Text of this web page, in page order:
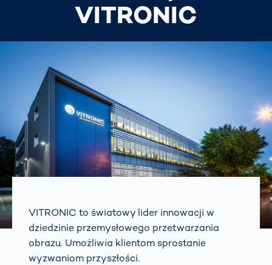
VITRONIC
VITRONIC to światowy lider innowacji w
dziedzinie przemysłowego przetwarzania
obrazu. Umożliwia klientom sprostanie
wyzwaniom przyszłości.